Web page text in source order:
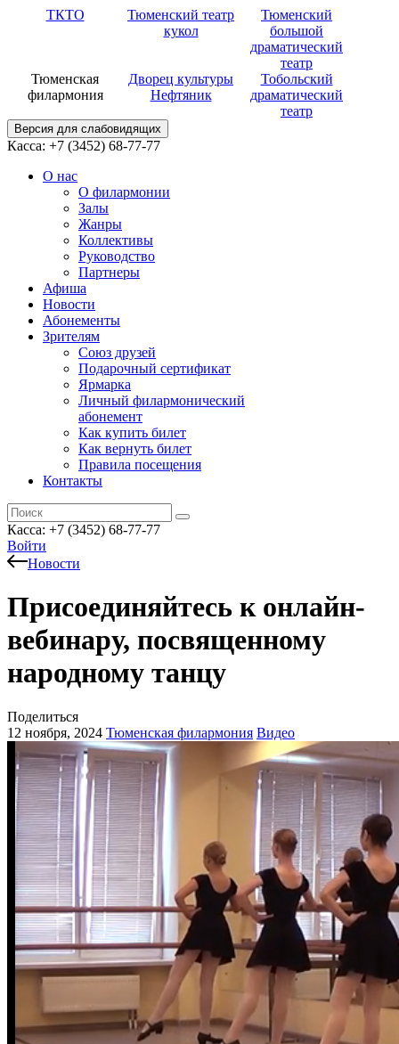
ТКТО
Тюменский театр
кукол
Тюменский
большой
драматический
театр
Тюменская
филармония
Дворец культуры
Нефтяник
Тобольский
драматический
театр
Версия для слабовидящих
Касса: +7 (3452) 68-77-77
О нас
О филармонии
Залы
Жанры
Коллективы
Руководство
Партнеры
Афиша
Новости
Абонементы
Зрителям
Союз друзей
Подарочный сертификат
Ярмарка
Личный филармонический
абонемент
Как купить билет
Как вернуть билет
Правила посещения
Контакты
Касса: +7 (3452) 68-77-77
Войти
Новости
Присоединяйтесь к онлайн-
вебинару, посвященному
народному танцу
Поделиться
12 ноября, 2024 Тюменская филармония Видео